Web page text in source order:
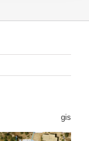
gis